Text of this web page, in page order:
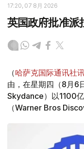
17:20, 07 8月 2026
英国政府批准派
（哈萨克国际通讯社
由，在星期四（8月6
Skydance）以1100
（Warner Bros